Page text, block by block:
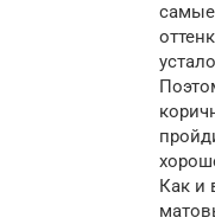
самые
Как и